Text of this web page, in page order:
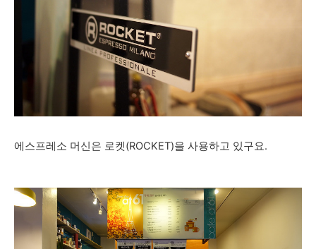
에스프레소 머신은 로켓(ROCKET)을 사용하고 있구요.